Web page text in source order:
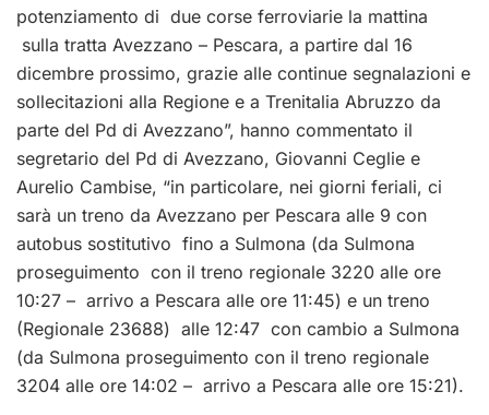
potenziamento di due corse ferroviarie la mattina
sulla tratta Avezzano – Pescara, a partire dal 16
dicembre prossimo, grazie alle continue segnalazioni e
sollecitazioni alla Regione e a Trenitalia Abruzzo da
parte del Pd di Avezzano”, hanno commentato il
segretario del Pd di Avezzano, Giovanni Ceglie e
Aurelio Cambise, “in particolare, nei giorni feriali, ci
sarà un treno da Avezzano per Pescara alle 9 con
autobus sostitutivo fino a Sulmona (da Sulmona
proseguimento con il treno regionale 3220 alle ore
10:27 – arrivo a Pescara alle ore 11:45) e un treno
(Regionale 23688) alle 12:47 con cambio a Sulmona
(da Sulmona proseguimento con il treno regionale
3204 alle ore 14:02 – arrivo a Pescara alle ore 15:21).